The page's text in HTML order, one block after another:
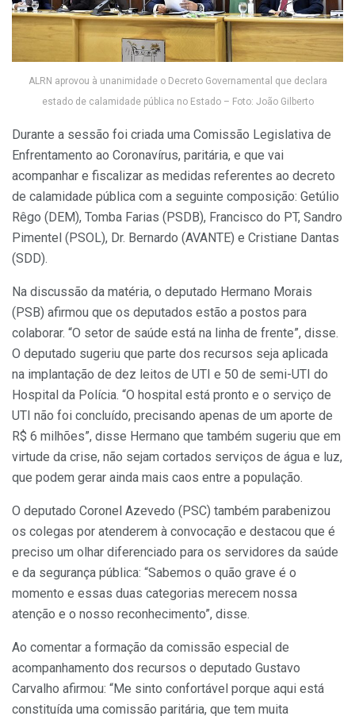
ALRN aprovou à unanimidade o Decreto Governamental que declara
estado de calamidade pública no Estado – Foto: João Gilberto
Durante a sessão foi criada uma Comissão Legislativa de
Enfrentamento ao Coronavírus, paritária, e que vai
acompanhar e fiscalizar as medidas referentes ao decreto
de calamidade pública com a seguinte composição: Getúlio
Rêgo (DEM), Tomba Farias (PSDB), Francisco do PT, Sandro
Pimentel (PSOL), Dr. Bernardo (AVANTE) e Cristiane Dantas
(SDD).
Na discussão da matéria, o deputado Hermano Morais
(PSB) afirmou que os deputados estão a postos para
colaborar. “O setor de saúde está na linha de frente”, disse.
O deputado sugeriu que parte dos recursos seja aplicada
na implantação de dez leitos de UTI e 50 de semi-UTI do
Hospital da Polícia. “O hospital está pronto e o serviço de
UTI não foi concluído, precisando apenas de um aporte de
R$ 6 milhões”, disse Hermano que também sugeriu que em
virtude da crise, não sejam cortados serviços de água e luz,
que podem gerar ainda mais caos entre a população.
O deputado Coronel Azevedo (PSC) também parabenizou
os colegas por atenderem à convocação e destacou que é
preciso um olhar diferenciado para os servidores da saúde
e da segurança pública: “Sabemos o quão grave é o
momento e essas duas categorias merecem nossa
atenção e o nosso reconhecimento”, disse.
Ao comentar a formação da comissão especial de
acompanhamento dos recursos o deputado Gustavo
Carvalho afirmou: “Me sinto confortável porque aqui está
constituída uma comissão paritária, que tem muita